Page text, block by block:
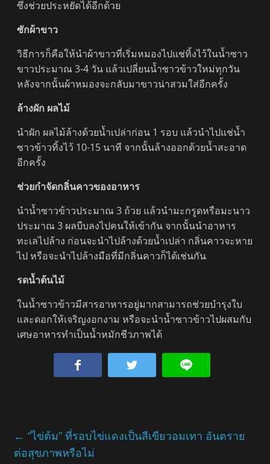
ซึ่งช่วยประหยัดได้อีกด้วย
ซักผ้าขาว
วิธีการก็คือให้นำผ้าขาวที่เริ่มหมองไปแช่ทิ้งไว้ในน้ำซาว
ขาวประมาณ 3-4 วัน แล้วเปลี่ยนน้ำซาวข้าวใหม่ทุกวัน
หลังจากนั้นผ้าหมองจะกลับมาขาวน่าสวมใส่อีกครั้ง
ล้างผัก ผลไม้
นำผัก ผลไม้ล้างด้วยน้ำเปล่าก่อน 1 รอบ แล้วนำไปแช่น้ำ
ซาวข้าวทิ้งไว้ 10-15 นาที จากนั้นล้างออกด้วยน้ำสะอาด
อีกครั้ง
ช่วยกำจัดกลิ่นคาวของอาหาร
นำน้ำซาวข้าวประมาณ 3 ถ้วย แล้วนำมะกรูดหรือมะนาว
ประมาณ 3 ผลบีบลงไปคนให้เข้ากัน จากนั้นนำอาหาร
ทะเลไปล้าง ก่อนจะนำไปล้างด้วยน้ำเปล่า กลิ่นคาวจะหาย
ไป หรือจะนำไปล้างมือที่มีกลิ่นคาวก็ได้เช่นกัน
รดน้ำต้นไม้
ในน้ำซาวข้าวมีสารอาหารอยู่มากสามารถช่วยบำรุงใบ
และดอกให้เจริญงอกงาม หรือจะนำน้ำซาวข้าวไปผสมกับ
เศษอาหารทำเป็นน้ำหมักชีวภาพได้
← “ไข่ต้ม” ที่รอบไข่แดงเป็นสีเขียวอมเทา อันตราย
ต่อสุขภาพหรือไม่